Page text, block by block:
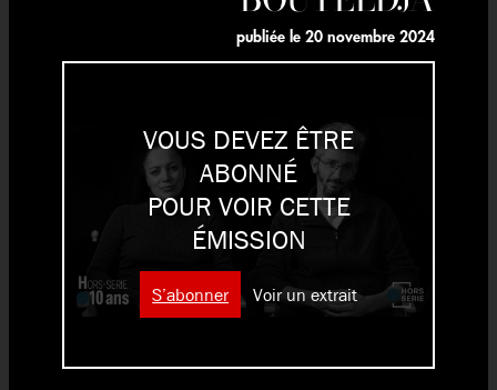
publiée le 20 novembre 2024
VOUS DEVEZ ÊTRE
ABONNÉ
POUR VOIR CETTE
ÉMISSION
S’abonner Voir un extrait